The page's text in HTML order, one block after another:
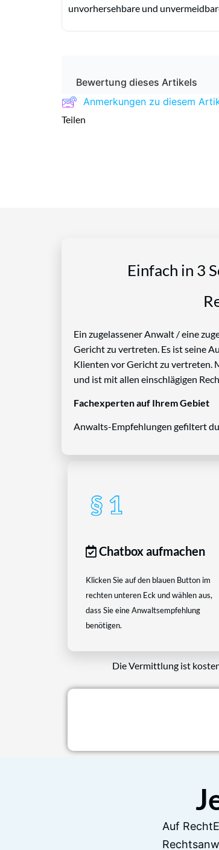
unvorhersehbare und
Bewertung dieses Artikels
Anmerkungen zu diesem
Teilen
Einfach in 3
Ein zugelassener Anwalt / eine
Gericht zu vertreten. Es ist seine
Klienten vor Gericht zu vertreten.
und ist mit allen einschlägigen
Fachexperten auf Ihrem Gebiet
Anwalts-Empfehlungen gefiltert
Chatbox aufmachen
Klicken Sie auf den blauen Button im
rechten unteren Eck und wählen aus,
dass Sie eine Anwaltsempfehlung
benötigen.
Die Vermittlung ist
Auf